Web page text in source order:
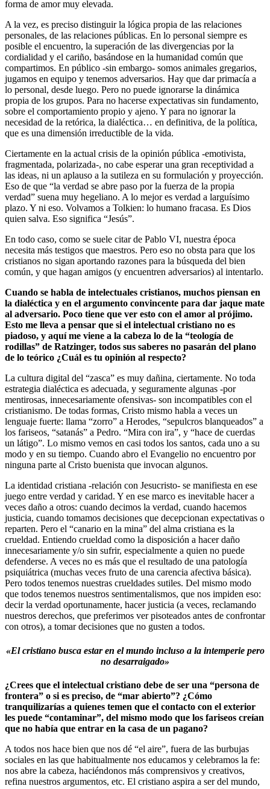
forma de amor muy elevada.
A la vez, es preciso distinguir la lógica propia de las relaciones
personales, de las relaciones públicas. En lo personal siempre es
posible el encuentro, la superación de las divergencias por la
cordialidad y el cariño, basándose en la humanidad común que
compartimos. En público -sin embargo- somos animales gregarios,
jugamos en equipo y tenemos adversarios. Hay que dar primacía a
lo personal, desde luego. Pero no puede ignorarse la dinámica
propia de los grupos. Para no hacerse expectativas sin fundamento,
sobre el comportamiento propio y ajeno. Y para no ignorar la
necesidad de la retórica, la dialéctica… en definitiva, de la política,
que es una dimensión irreductible de la vida.
Ciertamente en la actual crisis de la opinión pública -emotivista,
fragmentada, polarizada-, no cabe esperar una gran receptividad a
las ideas, ni un aplauso a la sutileza en su formulación y proyección.
Eso de que “la verdad se abre paso por la fuerza de la propia
verdad” suena muy hegeliano. A lo mejor es verdad a larguísimo
plazo. Y ni eso. Volvamos a Tolkien: lo humano fracasa. Es Dios
quien salva. Eso significa “Jesús”.
En todo caso, como se suele citar de Pablo VI, nuestra época
necesita más testigos que maestros. Pero eso no obsta para que los
cristianos no sigan aportando razones para la búsqueda del bien
común, y que hagan amigos (y encuentren adversarios) al intentarlo.
Cuando se habla de intelectuales cristianos, muchos piensan en
la dialéctica y en el argumento convincente para dar jaque mate
al adversario. Poco tiene que ver esto con el amor al prójimo.
Esto me lleva a pensar que si el intelectual cristiano no es
piadoso, y aquí me viene a la cabeza lo de la “teología de
rodillas” de Ratzinger, todos sus saberes no pasarán del plano
de lo teórico ¿Cuál es tu opinión al respecto?
La cultura digital del “zasca” es muy dañina, ciertamente. No toda
estrategia dialéctica es adecuada, y seguramente algunas -por
mentirosas, innecesariamente ofensivas- son incompatibles con el
cristianismo. De todas formas, Cristo mismo habla a veces un
lenguaje fuerte: llama “zorro” a Herodes, “sepulcros blanqueados” a
los fariseos, “satanás” a Pedro. “Mira con ira”, y “hace de cuerdas
un látigo”. Lo mismo vemos en casi todos los santos, cada uno a su
modo y en su tiempo. Cuando abro el Evangelio no encuentro por
ninguna parte al Cristo buenista que invocan algunos.
La identidad cristiana -relación con Jesucristo- se manifiesta en ese
juego entre verdad y caridad. Y en ese marco es inevitable hacer a
veces daño a otros: cuando decimos la verdad, cuando hacemos
justicia, cuando tomamos decisiones que decepcionan expectativas o
reparten. Pero el “canario en la mina” del alma cristiana es la
crueldad. Entiendo crueldad como la disposición a hacer daño
innecesariamente y/o sin sufrir, especialmente a quien no puede
defenderse. A veces no es más que el resultado de una patología
psiquiátrica (muchas veces fruto de una carencia afectiva básica).
Pero todos tenemos nuestras crueldades sutiles. Del mismo modo
que todos tenemos nuestros sentimentalismos, que nos impiden eso:
decir la verdad oportunamente, hacer justicia (a veces, reclamando
nuestros derechos, que preferimos ver pisoteados antes de confrontar
con otros), a tomar decisiones que no gusten a todos.
«El cristiano busca estar en el mundo incluso a la intemperie pero
no desarraigado»
¿Crees que el intelectual cristiano debe de ser una “persona de
frontera” o si es preciso, de “mar abierto”? ¿Cómo
tranquilizarías a quienes temen que el contacto con el exterior
les puede “contaminar”, del mismo modo que los fariseos creían
que no había que entrar en la casa de un pagano?
A todos nos hace bien que nos dé “el aire”, fuera de las burbujas
sociales en las que habitualmente nos educamos y celebramos la fe:
nos abre la cabeza, haciéndonos más comprensivos y creativos,
refina nuestros argumentos, etc. El cristiano aspira a ser del mundo,